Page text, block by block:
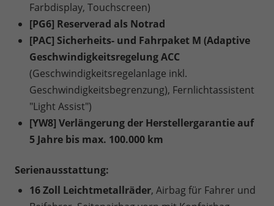
Farbdisplay, Touchscreen)
[PG6] Reserverad als Notrad
[PAC] Sicherheits- und Fahrpaket M (Adaptive
Geschwindigkeitsregelung ACC
(Geschwindigkeitsregelanlage inkl.
Geschwindigkeitsbegrenzung), Fernlichtassistent
"Light Assist")
[YW8] Verlängerung der Herstellergarantie auf
5 Jahre bis max. 100.000 km
Serienausstattung:
16 Zoll Leichtmetallräder, Airbag für Fahrer und